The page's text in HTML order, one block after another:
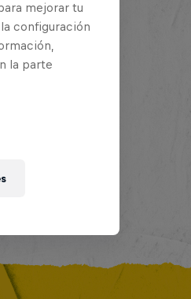
mejorar tu
configuración
la parte